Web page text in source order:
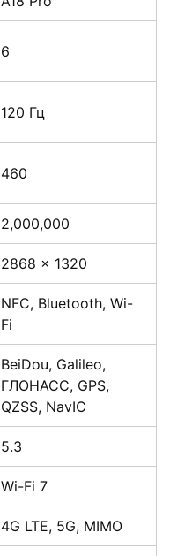
6
120 Гц
460
2,000,000
2868 x 1320
NFC, Bluetooth, Wi-
Fi
BeiDou, Galileo,
ГЛОНАСС, GPS,
QZSS, NavIC
5.3
Wi-Fi 7
4G LTE, 5G, MIMO